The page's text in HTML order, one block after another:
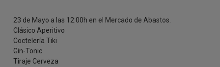
23 de Mayo a las 12:00h en el Mercado de Abastos.
Clásico Aperitivo
Coctelería Tiki
Gin-Tonic
Tiraje Cerveza